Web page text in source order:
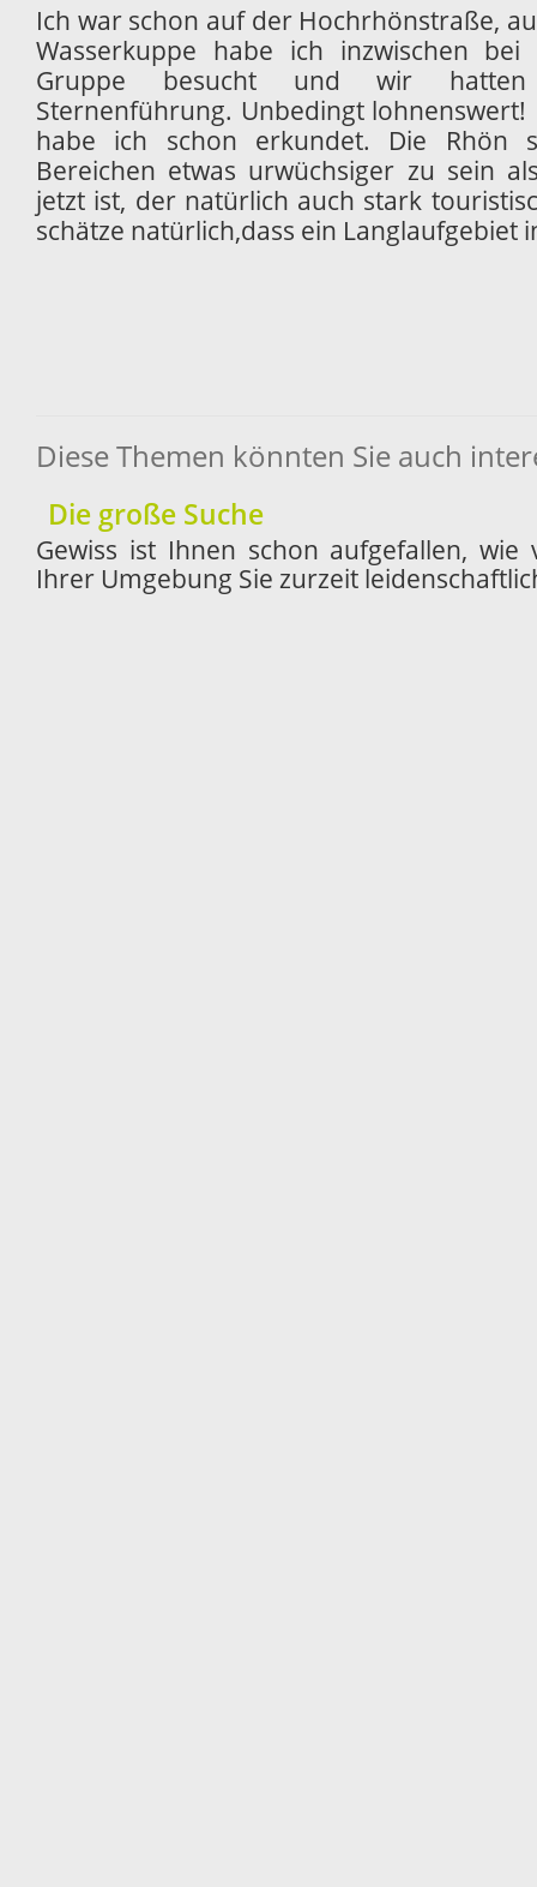
Ich war schon auf der Hochrhönstraße,
Wasserkuppe habe ich inzwischen
Gruppe besucht und wir hatten
Sternenführung. Unbedingt
habe ich schon erkundet. Die Rhön
Bereichen etwas urwüchsiger zu sein
jetzt ist, der natürlich auch stark
schätze natürlich,dass ein Langlaufgebiet
Diese Themen könnten Sie auch
Die große Suche
Gewiss ist Ihnen schon aufgefallen, wie
Ihrer Umgebung Sie zurzeit